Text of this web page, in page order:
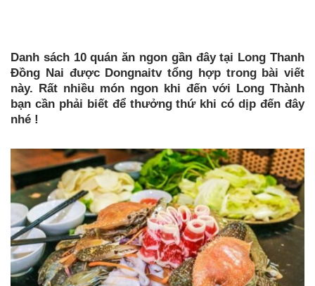
Danh sách 10 quán ăn ngon gần đây tại Long Thanh
Đồng Nai được Dongnaitv tổng hợp trong bài viết
này. Rất nhiều món ngon khi đến với Long Thành
bạn cần phải biết để thưởng thứ khi có dịp đến đây
nhé !